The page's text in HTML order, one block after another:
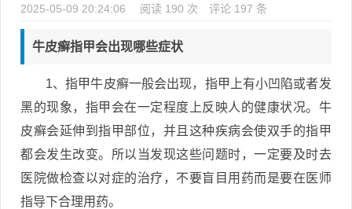
2025-05-09 20:24:06 阅读 190 次 评论 197 条
牛皮癣指甲会出现哪些症状
1、指甲牛皮癣一般会出现，指甲上有小凹陷或者发
黑的现象，指甲会在一定程度上反映人的健康状况。牛
皮癣会延伸到指甲部位，并且这种疾病会使双手的指甲
都会发生改变。所以当发现这些问题时，一定要及时去
医院做检查以对症的治疗，不要盲目用药而是要在医师
指导下合理用药。